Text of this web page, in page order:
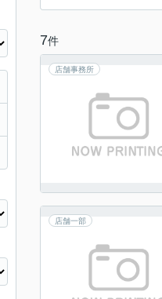
7件
店舗事務所
店舗一部